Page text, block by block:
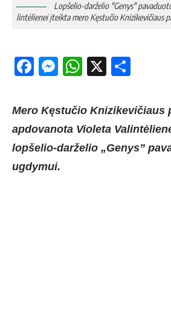
Lop­še­lio-dar­že­lio "Ge­nys"
lin­tė­lie­nei įteik­ta me­ro Kęs­tu­čio Kni­zi­ke­vi­čiaus
Facebook
Messenger
WhatsApp
X
Mero Kęstučio Knizikevičiaus
apdovanota Violeta
lopšelio-darželio „Genys”
ugdymui.